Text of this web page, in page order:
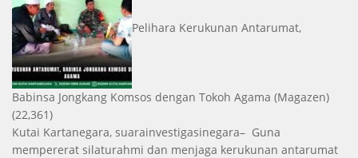
Pelihara Kerukunan Antarumat,
Babinsa Jongkang Komsos dengan Tokoh Agama (Magazen)
(22,361)
Kutai Kartanegara, suarainvestigasinegara– Guna
mempererat silaturahmi dan menjaga kerukunan antarumat